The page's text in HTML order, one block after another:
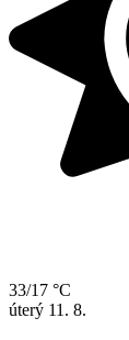
33/17 °C
úterý 11. 8.